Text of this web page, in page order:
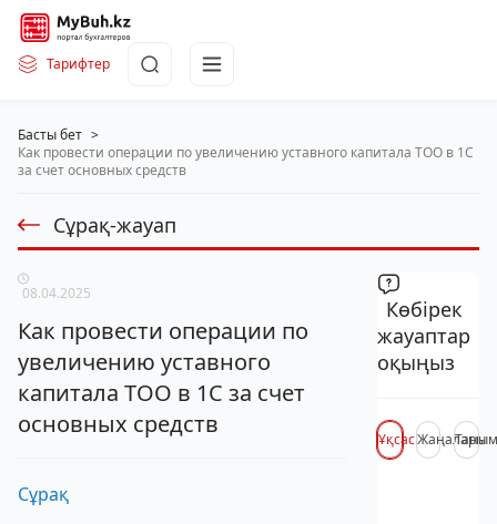
Тарифтер
Басты бет >
Как провести операции по увеличению уставного капитала ТОО в 1С
за счет основных средств
Сұрақ-жауап
08.04.2025
Как провести операции по
увеличению уставного
капитала ТОО в 1С за счет
основных средств
Сұрақ
Көбірек
жауаптар
оқыңыз
ҰқсасЖаңалары